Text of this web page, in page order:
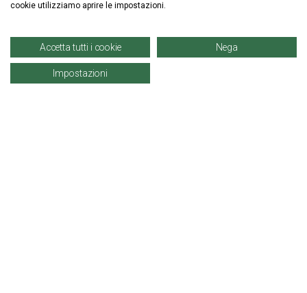
cookie utilizziamo aprire le impostazioni.
Accetta tutti i cookie Nega
Impostazioni